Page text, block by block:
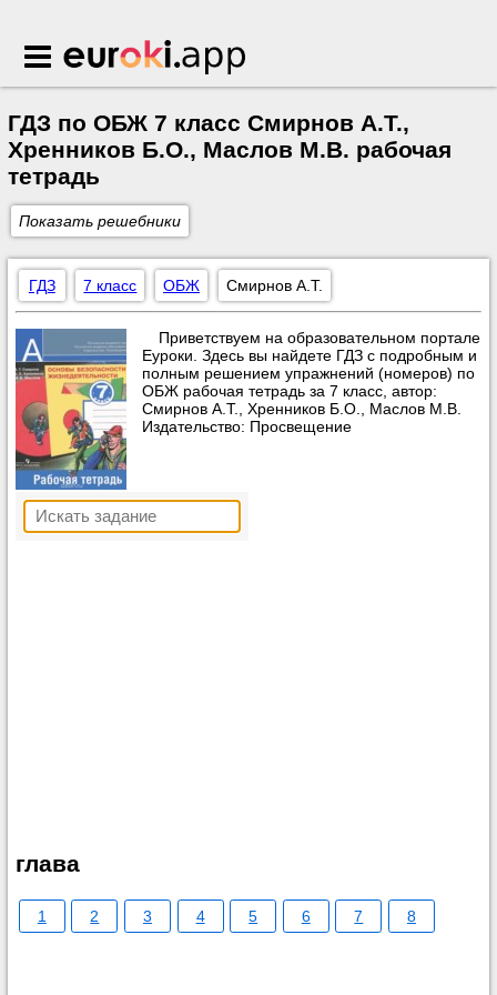
Euroki.app
ГДЗ по ОБЖ 7 класс Смирнов А.Т.,
Хренников Б.О., Маслов М.В. рабочая
тетрадь
Показать решебники
ГДЗ 7 класс ОБЖ Смирнов А.Т.
Приветствуем на образовательном портале
Еуроки. Здесь вы найдете ГДЗ с подробным и
полным решением упражнений (номеров) по
ОБЖ рабочая тетрадь за 7 класс, автор:
Смирнов А.Т., Хренников Б.О., Маслов М.В.
Издательство: Просвещение
глава
1 2 3 4 5 6 7 8